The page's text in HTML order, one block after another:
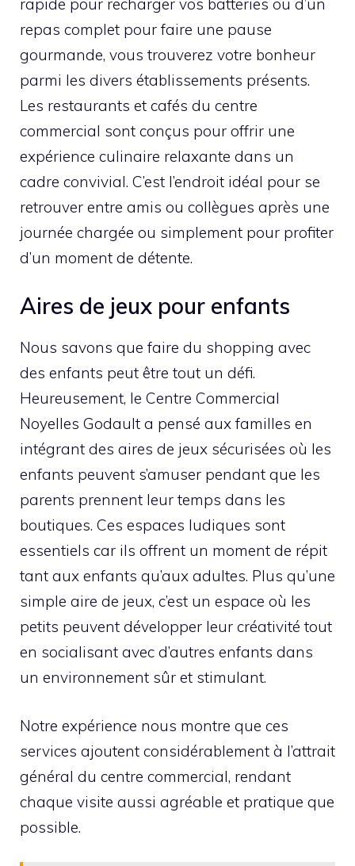
repas complet pour faire une pause
gourmande, vous trouverez votre bonheur
parmi les divers établissements présents.
Les restaurants et cafés du centre
commercial sont conçus pour offrir une
expérience culinaire relaxante dans un
cadre convivial. C’est l’endroit idéal pour se
retrouver entre amis ou collègues après une
journée chargée ou simplement pour profiter
d’un moment de détente.
Aires de jeux pour enfants
Nous savons que faire du shopping avec
des enfants peut être tout un défi.
Heureusement, le Centre Commercial
Noyelles Godault a pensé aux familles en
intégrant des aires de jeux sécurisées où les
enfants peuvent s’amuser pendant que les
parents prennent leur temps dans les
boutiques. Ces espaces ludiques sont
essentiels car ils offrent un moment de répit
tant aux enfants qu’aux adultes. Plus qu’une
simple aire de jeux, c’est un espace où les
petits peuvent développer leur créativité tout
en socialisant avec d’autres enfants dans
un environnement sûr et stimulant.
Notre expérience nous montre que ces
services ajoutent considérablement à l’attrait
général du centre commercial, rendant
chaque visite aussi agréable et pratique que
possible.